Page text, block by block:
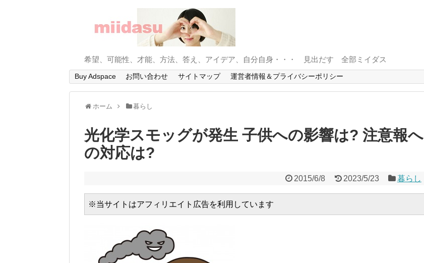
希望、可能性、才能、方法、答え、アイデア、自分自身・・・ 見出だす 全部ミイダス
Buy Adspace お問い合わせ サイトマップ 運営者情報＆プライバシーポリシー
ホーム 暮らし
光化学スモッグが発生 子供への影響は? 注意報へ
の対応は?
2015/6/8 2023/5/23 暮らし
※当サイトはアフィリエイト広告を利用しています